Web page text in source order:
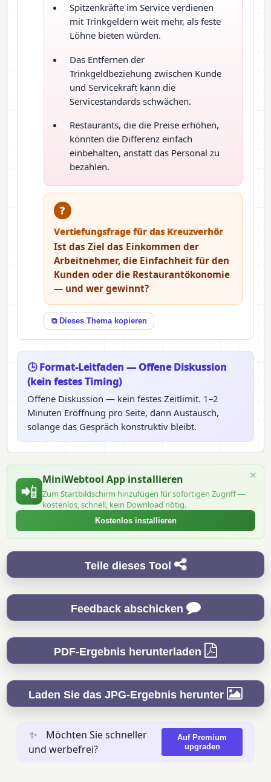
Spitzenkräfte im Service verdienen
mit Trinkgeldern weit mehr, als feste
Löhne bieten würden.
Das Entfernen der
Trinkgeldbeziehung zwischen Kunde
und Servicekraft kann die
Servicestandards schwächen.
Restaurants, die die Preise erhöhen,
könnten die Differenz einfach
einbehalten, anstatt das Personal zu
bezahlen.
?
Vertiefungsfrage für das Kreuzverhör
Ist das Ziel das Einkommen der
Arbeitnehmer, die Einfachheit für den
Kunden oder die Restaurantökonomie
— und wer gewinnt?
⧉ Dieses Thema kopieren
🕒 Format-Leitfaden — Offene Diskussion
(kein festes Timing)
Offene Diskussion — kein festes Zeitlimit. 1–2
Minuten Eröffnung pro Seite, dann Austausch,
solange das Gespräch konstruktiv bleibt.
📲
MiniWebtool App installieren
Zum Startbildschirm hinzufügen für sofortigen Zugriff —
kostenlos, schnell, kein Download nötig.
Kostenlos installieren
×
Teile dieses Tool
Feedback abschicken
PDF-Ergebnis herunterladen
Laden Sie das JPG-Ergebnis herunter
✨
Möchten Sie schneller
und werbefrei?
Auf Premium
upgraden